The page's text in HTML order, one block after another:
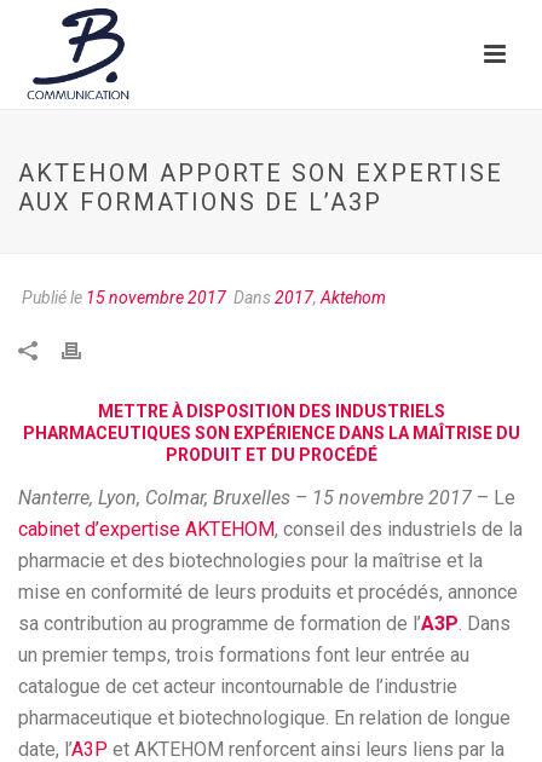
AKTEHOM APPORTE SON EXPERTISE
AUX FORMATIONS DE L’A3P
Publié le 15 novembre 2017 Dans2017, Aktehom
METTRE À DISPOSITION DES INDUSTRIELS
PHARMACEUTIQUES SON EXPÉRIENCE DANS LA MAÎTRISE DU
PRODUIT ET DU PROCÉDÉ
Nanterre, Lyon, Colmar, Bruxelles – 15 novembre 2017 – Le
cabinet d’expertise AKTEHOM, conseil des industriels de la
pharmacie et des biotechnologies pour la maîtrise et la
mise en conformité de leurs produits et procédés, annonce
sa contribution au programme de formation de l’A3P. Dans
un premier temps, trois formations font leur entrée au
catalogue de cet acteur incontournable de l’industrie
pharmaceutique et biotechnologique. En relation de longue
date, l’A3P et AKTEHOM renforcent ainsi leurs liens par la